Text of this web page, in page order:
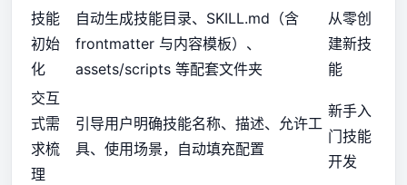
技能
初始
化
自动生成技能目录、SKILL.md（含
frontmatter 与内容模板）、
assets/scripts 等配套文件夹
从零创
建新技
能
交互
式需
求梳
理
引导用户明确技能名称、描述、允许工
具、使用场景，自动填充配置
新手入
门技能
开发